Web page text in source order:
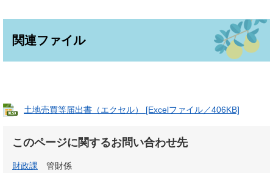
関連ファイル
土地売買等届出書（エクセル） [Excelファイル／406KB]
このページに関するお問い合わせ先
財政課
管財係